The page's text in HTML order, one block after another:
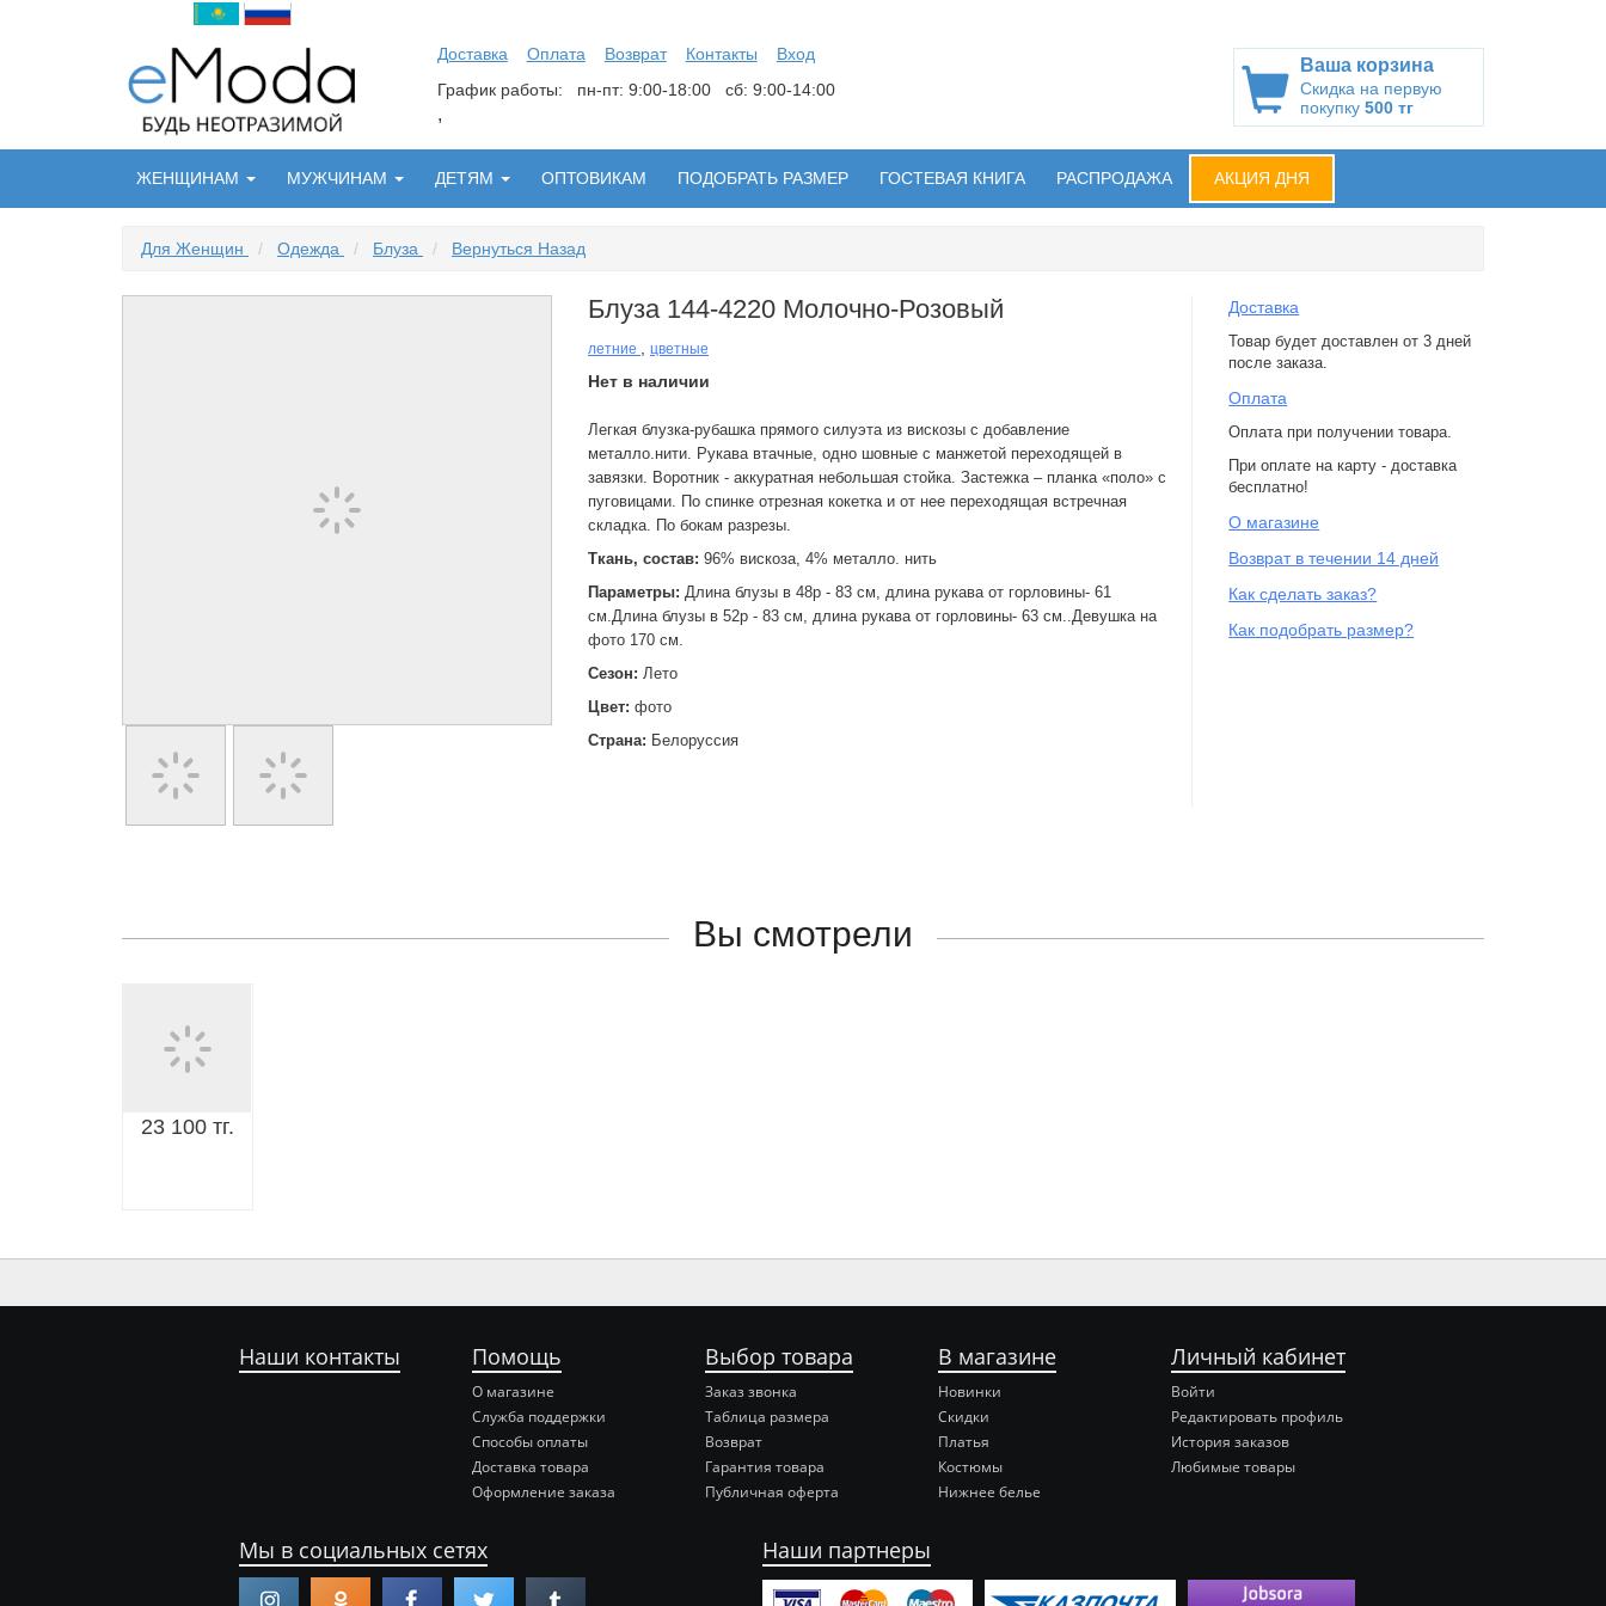
Доставка Оплата Возврат Контакты
Вход
График работы: пн-пт: 9:00-18:00 сб: 9:00-14:00
,
Ваша корзина
Скидка на первую
покупку 500 тг
ЖЕНЩИНАМ МУЖЧИНАМ ДЕТЯМ ОПТОВИКАМ ПОДОБРАТЬ РАЗМЕР ГОСТЕВАЯ КНИГА РАСПРОДАЖА АКЦИЯ ДНЯ
Для Женщин / Одежда / Блуза / Вернуться Назад
Блуза 144-4220 Молочно-Розовый
летние цветные
Нет в наличии
Легкая блузка-рубашка прямого силуэта из вискозы с добавление
металло.нити. Рукава втачные, одно шовные с манжетой переходящей в
завязки. Воротник - аккуратная небольшая стойка. Застежка – планка «поло» с
пуговицами. По спинке отрезная кокетка и от нее переходящая встречная
складка. По бокам разрезы.
Ткань, состав: 96% вискоза, 4% металло. нить
Параметры: Длина блузы в 48р - 83 см, длина рукава от горловины- 61
см.Длина блузы в 52р - 83 см, длина рукава от горловины- 63 см..Девушка на
фото 170 см.
Сезон: Лето
Цвет: фото
Страна: Белоруссия
Доставка
Товар будет доставлен от 3 дней
после заказа.
Оплата
Оплата при получении товара.
При оплате на карту - доставка
бесплатно!
О магазине
Возврат в течении 14 дней
Как сделать заказ?
Как подобрать размер?
Вы смотрели
23 100 тг.
Наши контакты Помощь
О магазине
Служба поддержки
Способы оплаты
Доставка товара
Оформление заказа
Выбор товара
Заказ звонка
Таблица размера
Возврат
Гарантия товара
Публичная оферта
В магазине
Новинки
Скидки
Платья
Костюмы
Нижнее белье
Личный кабинет
Войти
Редактировать профиль
История заказов
Любимые товары
Мы в социальных сетях Наши партнеры